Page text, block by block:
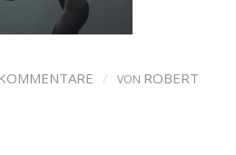
/ VON ROBERT